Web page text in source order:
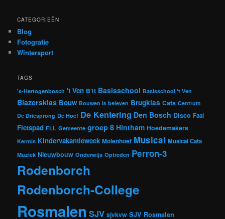
CATEGORIEËN
Blog
Fotografie
Wintersport
TAGS
's-Hertogenbosch 't Ven B1t Basisschool Basisschool 't Ven
Blazersklas Bouw Bouwen is beleven Brugklas Cats Centrum
De Driesprong De Hoef De Kentering Den Bosch Disco Faal
Fietspad FLL Gemeente groep 8 Hintham Hoedemakers
Kermis Kindervakantieweek Molenhoef Musical Musical Cats
Muziek Nieuwbouw Onderwijs Optreden Perron-3
Rodenborch
Rodenborch-College
Rosmalen SJV sjvkvw SJV Rosmalen